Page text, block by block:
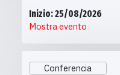
Inizio: 25/08/2026
Mostra evento
Conferencia